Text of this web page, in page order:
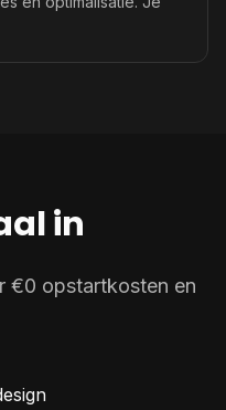
in
€0 opstartkosten en